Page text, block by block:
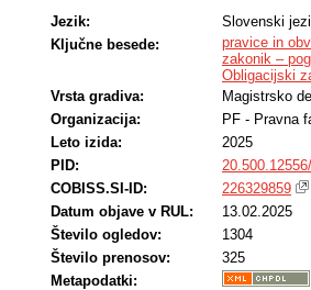
obstoj zaupnega razmerja med
pa se pojavi vprašanje ali v takšnem
dolžen preživljati drugega zakonca.
Vsebinski del tega magistrskega
obveznosti, ki nastanejo s sklenitvijo
bo namenjen predstavitvi pogodbe o
Zadnji del bo namenjen analizi
preživljanju.
Jezik:
Slovenski
Ključne besede:
pravice in
zakonik –
Obligacijski
Vrsta gradiva:
Magistrsko
Organizacija:
PF - Pravna
Leto izida:
2025
PID:
COBISS.SI-ID:
226329859
Datum objave v RUL:
13.02.2025
Število ogledov:
1304
Število prenosov:
325
Metapodatki: